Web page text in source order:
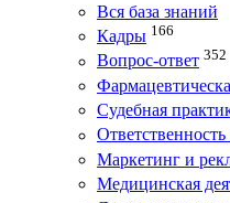
Вся база знаний
Кадры 166
Вопрос-ответ 352
Судебная
Маркетинг и
Медицинская